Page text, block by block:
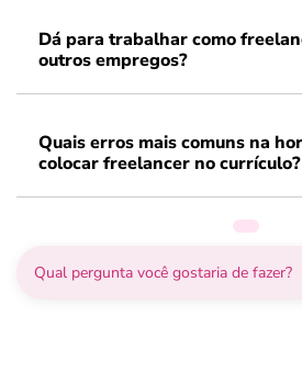
Dá para trabalhar como
outros empregos?
Quais erros mais comuns na
colocar freelancer no currículo?